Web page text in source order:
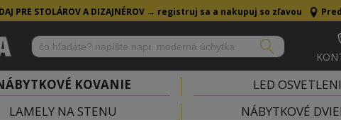
PRE STOLÁROV A DIZAJNÉROV → registruj sa a nakupuj so zľavou
KOVANIE LED
LAMELY NA STENU NÁBYTKOVÉ